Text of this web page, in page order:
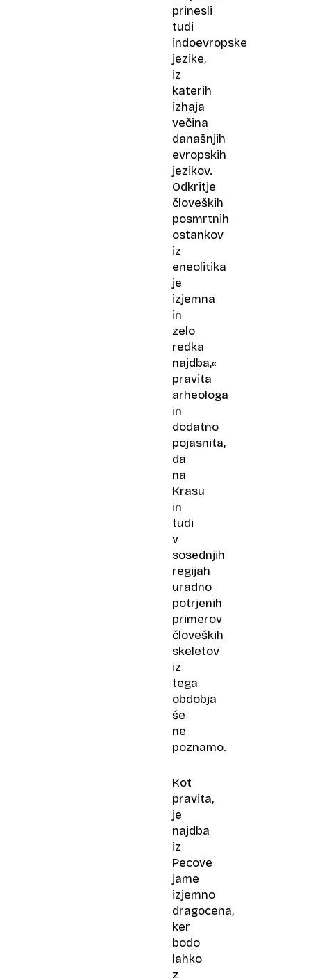
prinesli
tudi
indoevropske
jezike,
iz
katerih
izhaja
večina
današnjih
evropskih
jezikov.
Odkritje
človeških
posmrtnih
ostankov
iz
eneolitika
je
izjemna
in
zelo
redka
najdba,«
pravita
arheologa
in
dodatno
pojasnita,
da
na
Krasu
in
tudi
v
sosednjih
regijah
uradno
potrjenih
primerov
človeških
skeletov
iz
tega
obdobja
še
ne
poznamo.
Kot
pravita,
je
najdba
iz
Pecove
jame
izjemno
dragocena,
ker
bodo
lahko
z